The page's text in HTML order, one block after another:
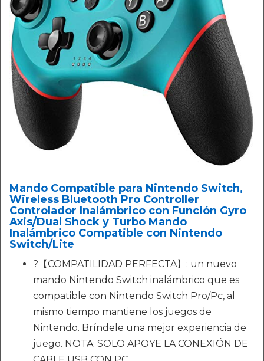
Mando Compatible para Nintendo Switch,
Wireless Bluetooth Pro Controller
Controlador Inalámbrico con Función Gyro
Axis/Dual Shock y Turbo Mando
Inalámbrico Compatible con Nintendo
Switch/Lite
?【COMPATILIDAD PERFECTA】: un nuevo
mando Nintendo Switch inalámbrico que es
compatible con Nintendo Switch Pro/Pc, al
mismo tiempo mantiene los juegos de
Nintendo. Bríndele una mejor experiencia de
juego. NOTA: SOLO APOYE LA CONEXIÓN DE